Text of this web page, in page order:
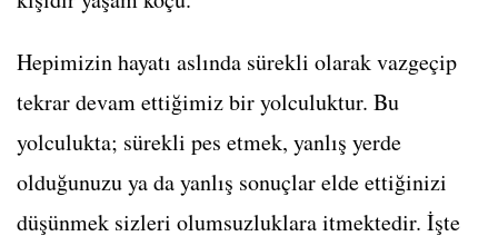
Hepimizin hayatı aslında sürekli olarak vazgeçip
tekrar devam ettiğimiz bir yolculuktur. Bu
yolculukta; sürekli pes etmek, yanlış yerde
olduğunuzu ya da yanlış sonuçlar elde ettiğinizi
düşünmek sizleri olumsuzluklara itmektedir. İşte